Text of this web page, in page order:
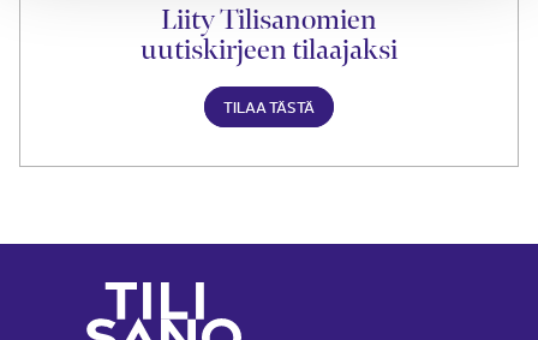
Liity Tilisanomien
uutiskirjeen tilaajaksi
TILAA TÄSTÄ